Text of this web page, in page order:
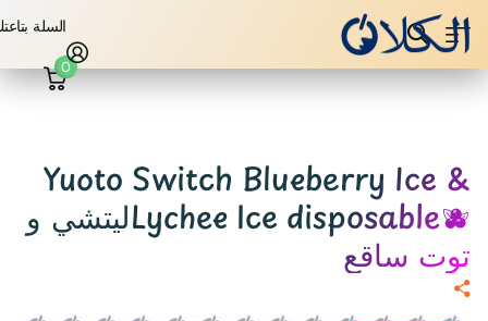
السلة
0
Yuoto Switch Blueberry Ice &
Lychee Ice disposable🫐ليتشي و
توت ساقع